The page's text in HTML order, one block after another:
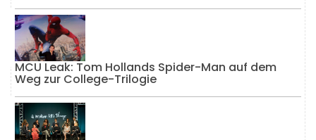
MCU Leak: Tom Hollands Spider-Man auf dem
Weg zur College-Trilogie